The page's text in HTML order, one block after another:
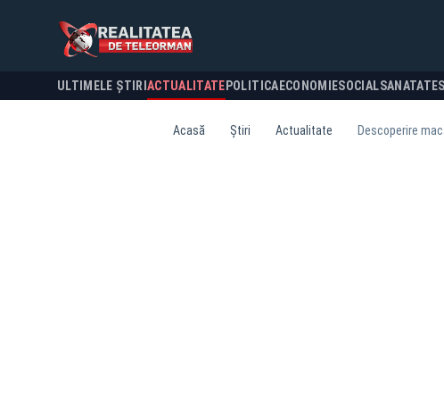
ULTIMELE ȘTIRI ACTUALITATE POLITICA ECONOMIESOCIALSANATATE
Acasă Știri Actualitate Descoperire